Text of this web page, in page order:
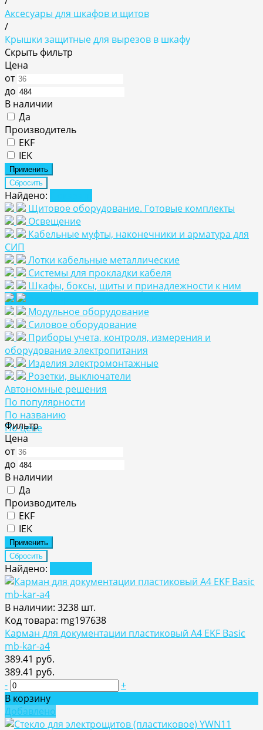
Аксесуары для шкафов и щитов
/
Крышки защитные для вырезов в шкафу
Скрыть фильтр
Цена
от
до
В наличии
Да
Производитель
EKF
IEK
Найдено:
Щитовое оборудование. Готовые комплекты
Освещение
Кабельные муфты, наконечники и арматура для
СИП
Лотки кабельные металлические
Системы для прокладки кабеля
Шкафы, боксы, щиты и принадлежности к ним
Модульное оборудование
Силовое оборудование
Приборы учета, контроля, измерения и
оборудование электропитания
Изделия электромонтажные
Розетки, выключатели
Автономные решения
По популярности
По названию
По цене
Фильтр
Цена
от
до
В наличии
Да
Производитель
EKF
IEK
Найдено:
В наличии: 3238 шт.
Код товара: mg197638
Карман для документации пластиковый А4 EKF Basic
mb-kar-a4
389.41 руб.
389.41 руб.
-
+
В корзину
Добавлено